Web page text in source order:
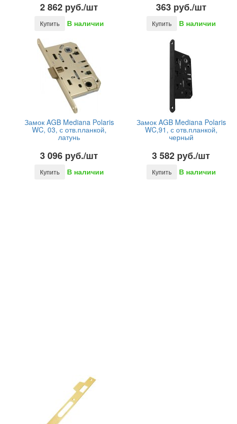
2 862 руб./шт
Купить В наличии
363 руб./шт
Купить В наличии
Замок AGB Mediana Polaris
WC, 03, с отв.планкой,
латунь
3 096 руб./шт
Купить В наличии
Замок AGB Mediana Polaris
WC,91, с отв.планкой,
черный
3 582 руб./шт
Купить В наличии